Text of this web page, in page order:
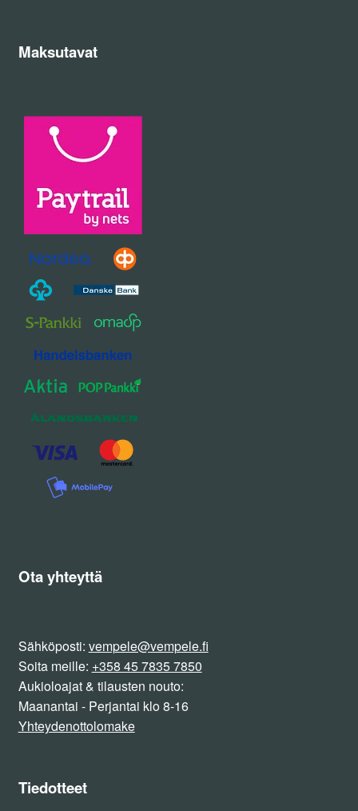
Maksutavat
Ota yhteyttä
Sähköposti: vempele@vempele.fi
Soita meille: +358 45 7835 7850
Aukioloajat & tilausten nouto:
Maanantai - Perjantai klo 8-16
Yhteydenottolomake
Tiedotteet